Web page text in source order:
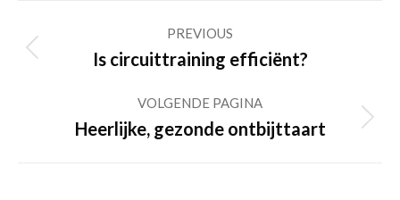
navigation
PREVIOUS
Previous
Is circuittraining efficiënt?
VOLGENDE PAGINA
Volgende
Heerlijke, gezonde ontbijttaart